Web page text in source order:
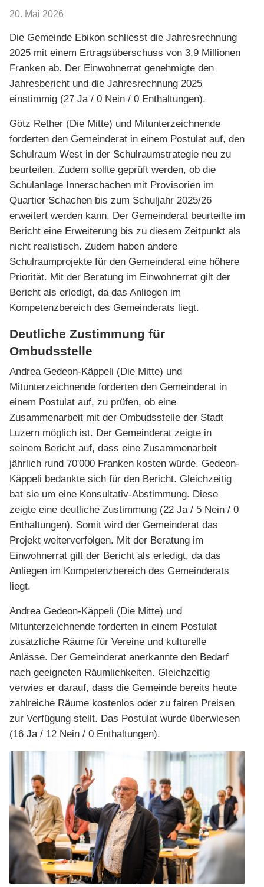
20. Mai 2026
Die Gemeinde Ebikon schliesst die Jahresrechnung
2025 mit einem Ertragsüberschuss von 3,9 Millionen
Franken ab. Der Einwohnerrat genehmigte den
Jahresbericht und die Jahresrechnung 2025
einstimmig (27 Ja / 0 Nein / 0 Enthaltungen).
Götz Rether (Die Mitte) und Mitunterzeichnende
forderten den Gemeinderat in einem Postulat auf, den
Schulraum West in der Schulraumstrategie neu zu
beurteilen. Zudem sollte geprüft werden, ob die
Schulanlage Innerschachen mit Provisorien im
Quartier Schachen bis zum Schuljahr 2025/26
erweitert werden kann. Der Gemeinderat beurteilte im
Bericht eine Erweiterung bis zu diesem Zeitpunkt als
nicht realistisch. Zudem haben andere
Schulraumprojekte für den Gemeinderat eine höhere
Priorität. Mit der Beratung im Einwohnerrat gilt der
Bericht als erledigt, da das Anliegen im
Kompetenzbereich des Gemeinderats liegt.
Deutliche Zustimmung für
Ombudsstelle
Andrea Gedeon-Käppeli (Die Mitte) und
Mitunterzeichnende forderten den Gemeinderat in
einem Postulat auf, zu prüfen, ob eine
Zusammenarbeit mit der Ombudsstelle der Stadt
Luzern möglich ist. Der Gemeinderat zeigte in
seinem Bericht auf, dass eine Zusammenarbeit
jährlich rund 70'000 Franken kosten würde. Gedeon-
Käppeli bedankte sich für den Bericht. Gleichzeitig
bat sie um eine Konsultativ-Abstimmung. Diese
zeigte eine deutliche Zustimmung (22 Ja / 5 Nein / 0
Enthaltungen). Somit wird der Gemeinderat das
Projekt weiterverfolgen. Mit der Beratung im
Einwohnerrat gilt der Bericht als erledigt, da das
Anliegen im Kompetenzbereich des Gemeinderats
liegt.
Andrea Gedeon-Käppeli (Die Mitte) und
Mitunterzeichnende forderten in einem Postulat
zusätzliche Räume für Vereine und kulturelle
Anlässe. Der Gemeinderat anerkannte den Bedarf
nach geeigneten Räumlichkeiten. Gleichzeitig
verwies er darauf, dass die Gemeinde bereits heute
zahlreiche Räume kostenlos oder zu fairen Preisen
zur Verfügung stellt. Das Postulat wurde überwiesen
(16 Ja / 12 Nein / 0 Enthaltungen).